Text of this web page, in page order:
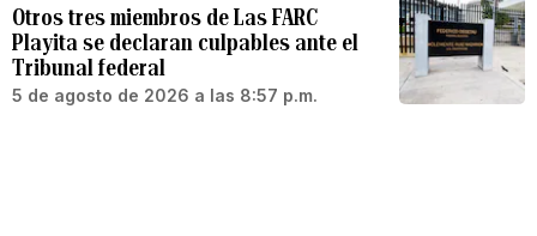
Otros tres miembros de Las FARC
Playita se declaran culpables ante el
Tribunal federal
5 de agosto de 2026 a las 8:57 p.m.